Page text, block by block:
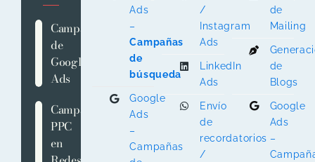
Campañas
de
Google
Ads
Campañas
PPC
en
Ads
–
Campañas
de
búsqueda
Google
Ads
–
Campañas
/
Instagram
Ads
LinkedIn
Ads
Envío
de
recordatorios
/
de
Mailing
de
Blogs
Google
Ads
–